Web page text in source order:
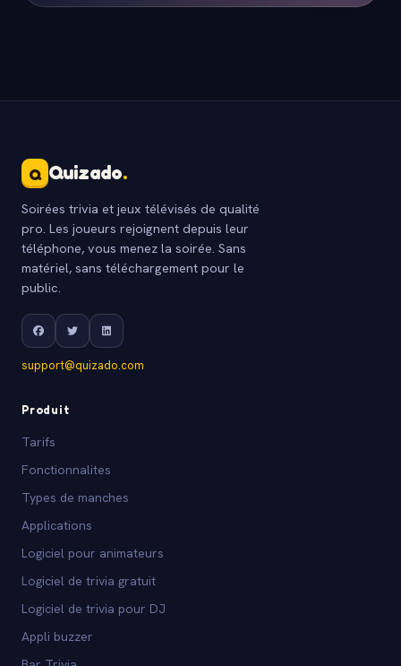
Q Quizado.
Soirées trivia et jeux télévisés de qualité
pro. Les joueurs rejoignent depuis leur
téléphone, vous menez la soirée. Sans
matériel, sans téléchargement pour le
public.
support@quizado.com
Produit
Tarifs
Fonctionnalites
Types de manches
Applications
Logiciel pour animateurs
Logiciel de trivia gratuit
Logiciel de trivia pour DJ
Appli buzzer